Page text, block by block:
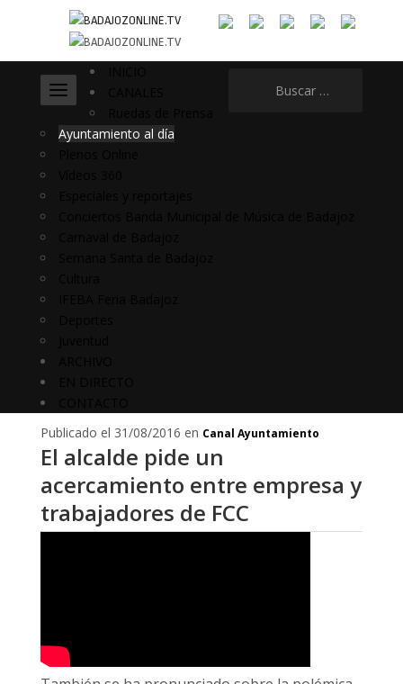
Ayuntamiento al día
Publicado el 31/08/2016 en Canal Ayuntamiento
El alcalde pide un
acercamiento entre empresa y
trabajadores de FCC